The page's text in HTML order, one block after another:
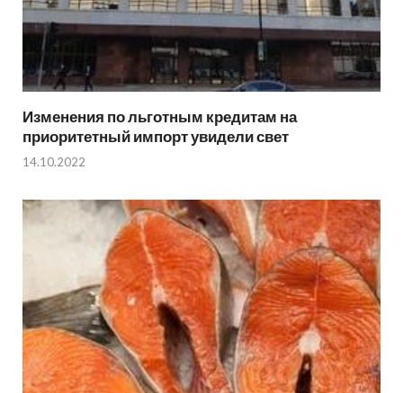
Изменения по льготным кредитам на
приоритетный импорт увидели свет
14.10.2022